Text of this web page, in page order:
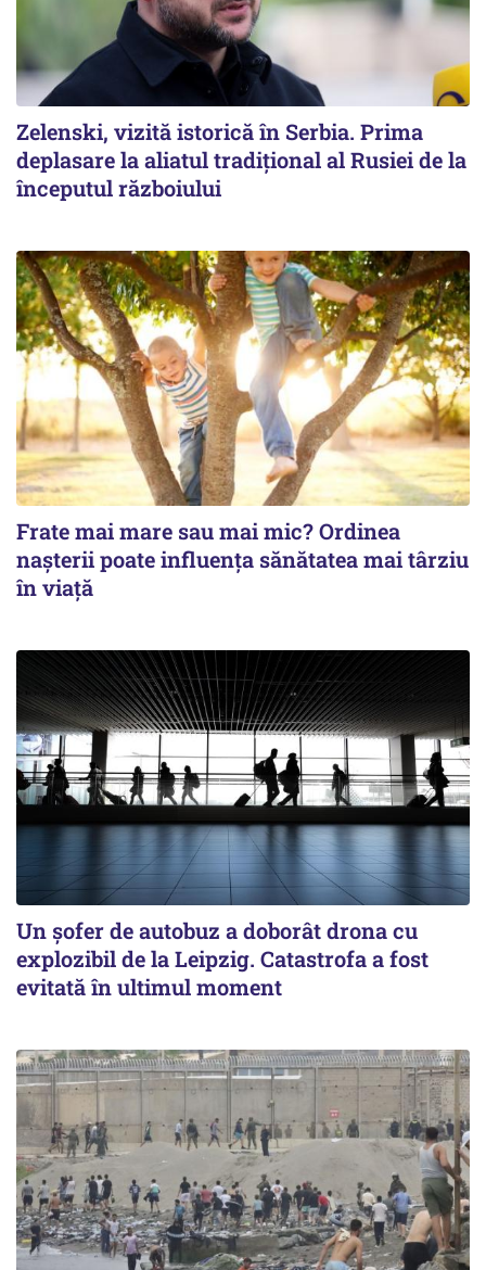
Zelenski, vizită istorică în Serbia. Prima
deplasare la aliatul tradițional al Rusiei de la
începutul războiului
Frate mai mare sau mai mic? Ordinea
nașterii poate influența sănătatea mai târziu
în viață
Un șofer de autobuz a doborât drona cu
explozibil de la Leipzig. Catastrofa a fost
evitată în ultimul moment